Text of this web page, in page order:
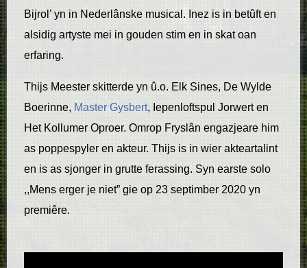
Bijrol’ yn in Nederlânske musical. Inez is in betûft en
alsidig artyste mei in gouden stim en in skat oan
erfaring.
Thijs Meester skitterde yn û.o. Elk Sines, De Wylde
Boerinne, Master Gysbert, Iepenloftspul Jorwert en
Het Kollumer Oproer. Omrop Fryslân engazjeare him
as poppespyler en akteur. Thijs is in wier akteartalint
en is as sjonger in grutte ferassing. Syn earste solo
,,Mens erger je niet” gie op 23 septimber 2020 yn
premiêre.